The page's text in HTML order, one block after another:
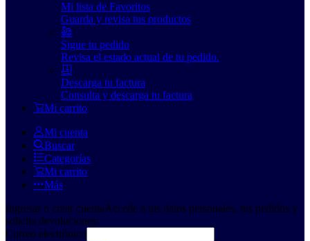
Mi lista de Favoritos
Guarda y revisa tus productos
Sigue tu pedido
Revisa el estado actual de tu pedido.
Descarga tu factura
Consulta y descarga tu factura
Mi carrito
Mi cuenta
Buscar
Categorías
Mi carrito
Más
Ingresar o crear cuentaAccede a tus datos personales, tus pedidos y
solicita devoluciones:
Correo electrónico